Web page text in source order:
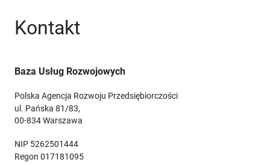
Kontakt
Baza Usług Rozwojowych
Polska Agencja Rozwoju Przedsiębiorczości
ul. Pańska 81/83,
00-834 Warszawa
NIP 5262501444
Regon 017181095